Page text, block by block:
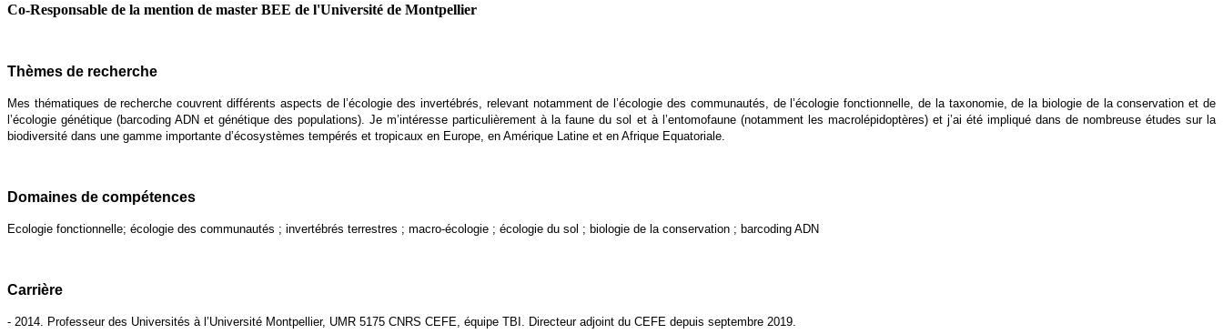
Co-Responsable de la mention de master BEE de l'Université de Montpellier
Thèmes de recherche
Mes thématiques de recherche couvrent différents aspects de l’écologie des invertébrés, relevant notamment de l’écologie des communautés, de l’écologie fonctionnelle, de la taxonomie, de la biologie de la conservation et de
l’écologie génétique (barcoding ADN et génétique des populations). Je m’intéresse particulièrement à la faune du sol et à l’entomofaune (notamment les macrolépidoptères) et j’ai été impliqué dans de nombreuse études sur la
biodiversité dans une gamme importante d’écosystèmes tempérés et tropicaux en Europe, en Amérique Latine et en Afrique Equatoriale.
Domaines de compétences
Ecologie fonctionnelle; écologie des communautés ; invertébrés terrestres ; macro-écologie ; écologie du sol ; biologie de la conservation ; barcoding ADN
Carrière
- 2014. Professeur des Universités à l’Université Montpellier, UMR 5175 CNRS CEFE, équipe TBI. Directeur adjoint du CEFE depuis septembre 2019.